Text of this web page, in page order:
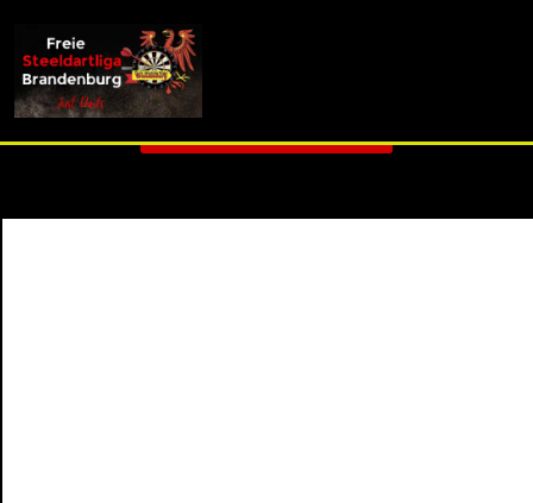
info (at) fsdl-brandenburg.de
3. Liga E - Spieltag 6